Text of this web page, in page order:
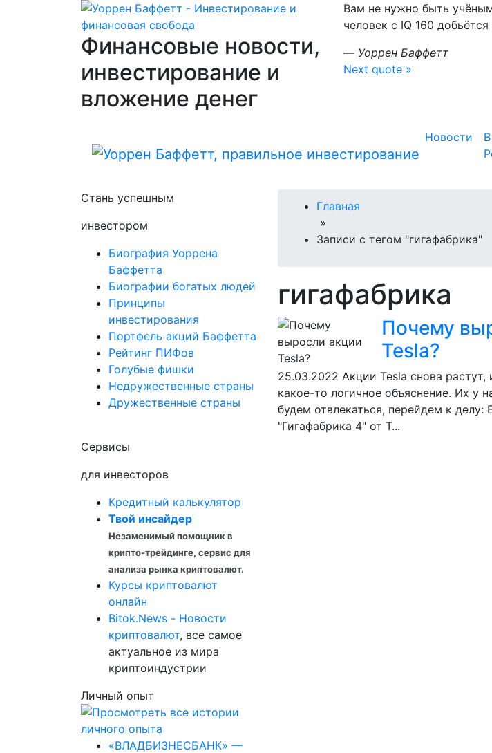
Финансовые новости,
инвестирование и
вложение денег
Вам не нужно быть
человек с IQ 160
— Уоррен Баффетт
Next quote »
Новости
В
Стань успешным
инвестором
Биография Уоррена
Баффетта
Биографии богатых людей
Принципы
инвестирования
Портфель акций Баффетта
Рейтинг ПИФов
Голубые фишки
Недружественные страны
Дружественные страны
Сервисы
для инвесторов
Кредитный калькулятор
Твой инсайдер
Незаменимый помощник в
крипто-трейдинге, сервис для
анализа рынка криптовалют.
Курсы криптовалют
онлайн
Bitok.News - Новости
криптовалют, все самое
актуальное из мира
криптоиндустрии
Личный опыт
«ВЛАДБИЗНЕСБАНК» —
Главная
»
Записи с тегом "гигафабрика"
гигафабрика
Почему
Tesla?
25.03.2022 Акции Tesla снова
какое-то логичное объяснение. Их у
будем отвлекаться, перейдем к
"Гигафабрика 4" от T...